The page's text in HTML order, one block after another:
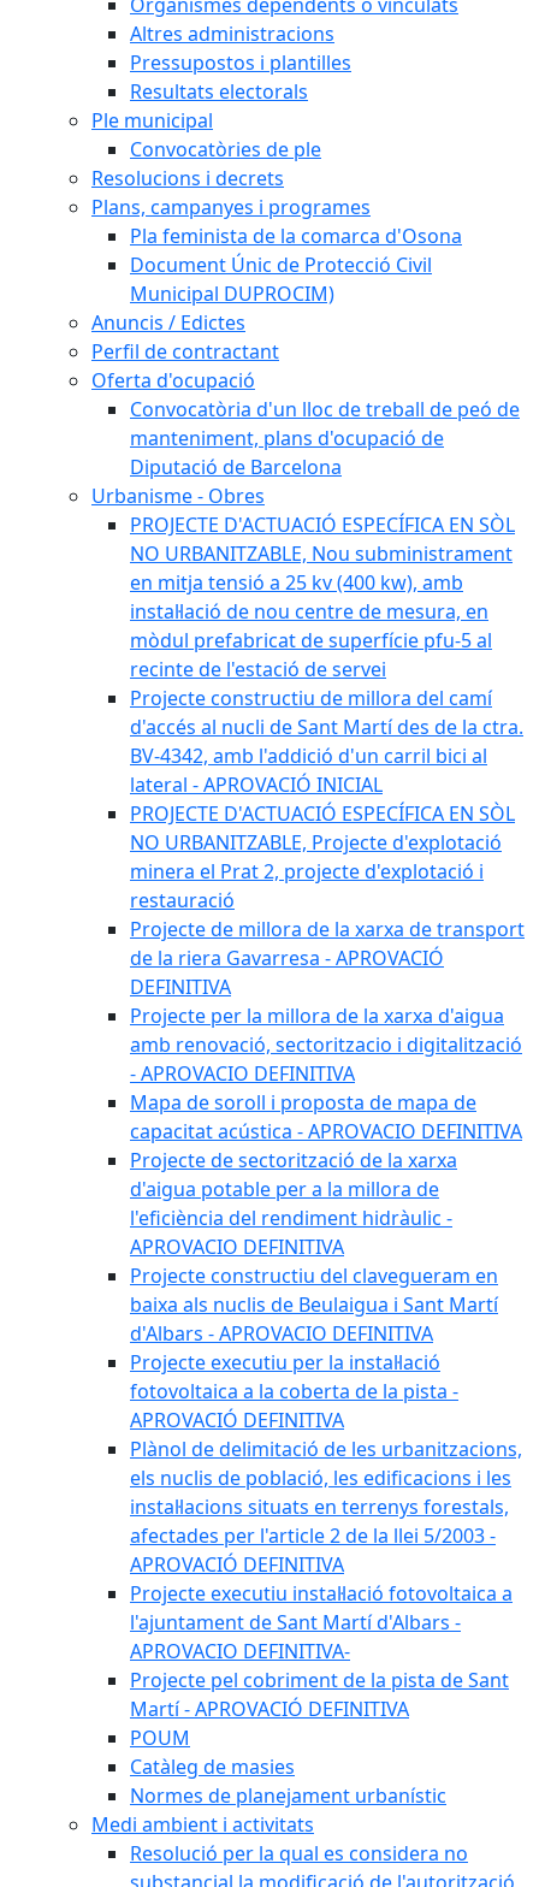
Altres administracions
Pressupostos i plantilles
Resultats electorals
Ple municipal
Convocatòries de ple
Resolucions i decrets
Plans, campanyes i programes
Pla feminista de la comarca d'Osona
Document Únic de Protecció Civil
Municipal DUPROCIM)
Anuncis / Edictes
Perfil de contractant
Oferta d'ocupació
Convocatòria d'un lloc de treball de peó de
manteniment, plans d'ocupació de
Diputació de Barcelona
Urbanisme - Obres
PROJECTE D'ACTUACIÓ ESPECÍFICA EN SÒL
NO URBANITZABLE, Nou subministrament
en mitja tensió a 25 kv (400 kw), amb
instal·lació de nou centre de mesura, en
mòdul prefabricat de superfície pfu-5 al
recinte de l'estació de servei
Projecte constructiu de millora del camí
d'accés al nucli de Sant Martí des de la ctra.
BV-4342, amb l'addició d'un carril bici al
lateral - APROVACIÓ INICIAL
PROJECTE D'ACTUACIÓ ESPECÍFICA EN SÒL
NO URBANITZABLE, Projecte d'explotació
minera el Prat 2, projecte d'explotació i
restauració
Projecte de millora de la xarxa de transport
de la riera Gavarresa - APROVACIÓ
DEFINITIVA
Projecte per la millora de la xarxa d'aigua
amb renovació, sectoritzacio i digitalització
- APROVACIO DEFINITIVA
Mapa de soroll i proposta de mapa de
capacitat acústica - APROVACIO DEFINITIVA
Projecte de sectorització de la xarxa
d'aigua potable per a la millora de
l'eficiència del rendiment hidràulic -
APROVACIO DEFINITIVA
Projecte constructiu del clavegueram en
baixa als nuclis de Beulaigua i Sant Martí
d'Albars - APROVACIO DEFINITIVA
Projecte executiu per la instal·lació
fotovoltaica a la coberta de la pista -
APROVACIÓ DEFINITIVA
Plànol de delimitació de les urbanitzacions,
els nuclis de població, les edificacions i les
instal·lacions situats en terrenys forestals,
afectades per l'article 2 de la llei 5/2003 -
APROVACIÓ DEFINITIVA
Projecte executiu instal·lació fotovoltaica a
l'ajuntament de Sant Martí d'Albars -
APROVACIO DEFINITIVA-
Projecte pel cobriment de la pista de Sant
Martí - APROVACIÓ DEFINITIVA
POUM
Catàleg de masies
Normes de planejament urbanístic
Medi ambient i activitats
Resolució per la qual es considera no